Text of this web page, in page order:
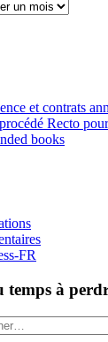
et contrats
Recto
books
FR
temps à